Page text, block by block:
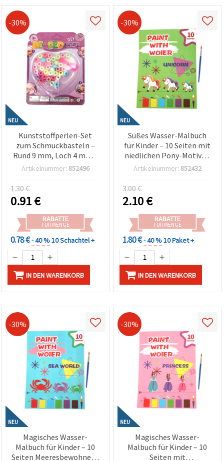
-30%
NEU
Kunststoffperlen-Set
zum Schmuckbasteln –
Rund 9 mm, Loch 4 mm –
Farbmix (Assortiert) –
Bastelprojekte
Artikelnummer: 852496
1.30 €
0.91€
RABATTE
FÜR MENGE
0.78 €- 40 %10 Schachtel +
IN DEN WARENKORB
-30%
NEU
Süßes Wasser-Malbuch
für Kinder – 10 Seiten mit
niedlichen Pony-Motiven
– wiederverwendbar,
magischen Bastelspaß
und kreatives Malen
Artikelnummer: 852432
3.00 €
2.10€
RABATTE
FÜR MENGE
1.80 €- 40 %10 Paket +
IN DEN WARENKORB
-30%
NEU
Magisches Wasser-
Malbuch für Kinder – 10
Seiten Meeresbewohner –
-30%
NEU
Magisches Wasser-
Malbuch für Kinder – 10
Seiten mit